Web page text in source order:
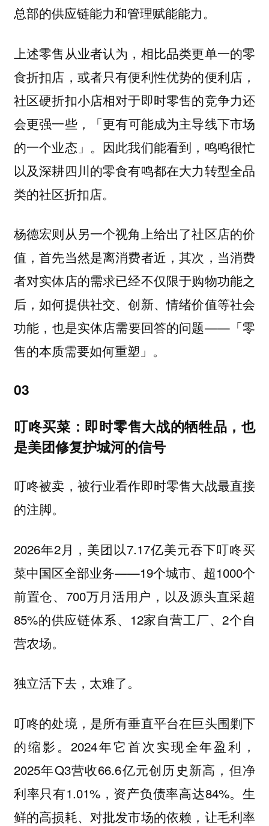
总部的供应链能力和管理赋能能力。
上述零售从业者认为， 相比品类更单一的零
食折扣店，或者只有便利性优势的便利店，
社区硬折扣小店相对于即时零售的竞争力还
会更强一些，「更有可能成为主导线下市场
的一个业态」。因此我们能看到，鸣鸣很忙
以及深耕四川的零食有鸣都在大力转型全品
类的社区折扣店。
杨德宏则从另一个视角上给出了社区店的价
值，首先当然是离消费者近，其次，当消费
者对实体店的需求已经不仅限于购物功能之
后，如何提供社交、创新、情绪价值等社会
功能，也是实体店需要回答的问题——「零
售的本质需要如何重塑」。
03
叮咚买菜：即时零售大战的牺牲品，也
是美团修复护城河的信号
叮咚被卖，被行业看作即时零售大战最直接
的注脚。
2026年2月，美团以7.17亿美元吞下叮咚买
菜中国区全部业务——19个城市、超1000个
前置仓、700万月活用户，以及源头直采超
85%的供应链体系、12家自营工厂、2个自
营农场。
独立活下去，太难了。
叮咚的处境，是所有垂直平台在巨头围剿下
的缩影。2024年它首次实现全年盈利，
2025年Q3营收66.6亿元创历史新高，但净
利率只有1.01%，资产负债率高达84%。生
鲜的高损耗、对批发市场的依赖，让毛利率